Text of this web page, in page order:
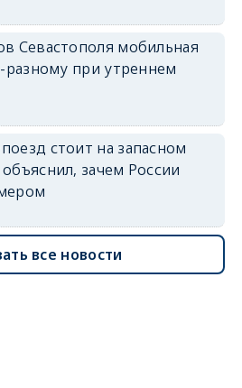
Севастополя мобильная
разному при утреннем
стоит на запасном
зачем России
все новости